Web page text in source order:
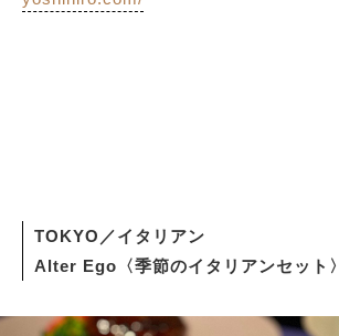
TOKYO／イタリアン
Alter Ego〈季節のイタリアンセット〉